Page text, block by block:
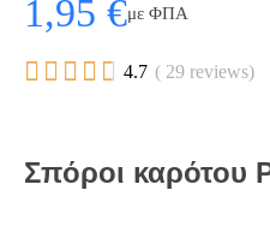
1,95 €με ΦΠΑ
     4.7 ( 29 reviews)
Σπόροι καρότου